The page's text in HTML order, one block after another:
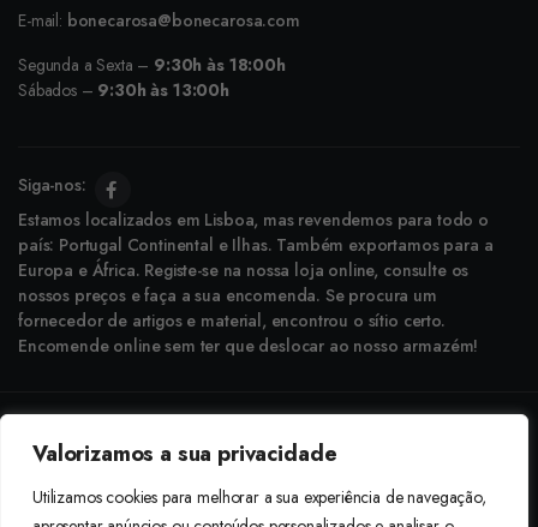
Valorizamos a sua privacidade
Utilizamos cookies para melhorar a sua experiência de navegação,
E-mail: bonecarosa@bonecarosa.com
Segunda a Sexta – 9:30h às 18:00h
Sábados – 9:30h às 13:00h
Siga-nos:
Estamos localizados em Lisboa, mas revendemos para todo o
país: Portugal Continental e Ilhas. Também exportamos para a
Europa e África. Registe-se na nossa loja online, consulte os
nossos preços e faça a sua encomenda. Se procura um
fornecedor de artigos e material, encontrou o sítio certo.
Encomende online sem ter que deslocar ao nosso armazém!
Aceitamos: Transferência Bancária e Envio à Cobrança